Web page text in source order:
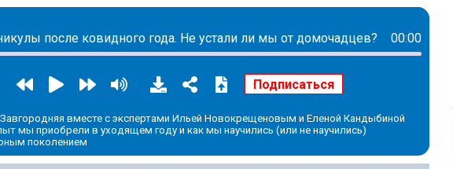
после ковидного года. Не устали ли мы от домочадцев? 00:00
вместе с экспертами Ильей Новокрещеновым и Еленой Кандыбиной
мы приобрели в уходящем году и как мы научились (или не научились)
поколением